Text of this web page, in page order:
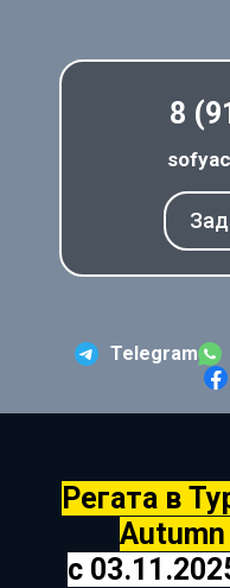
8
Telegram
Регата в
Autumn
c